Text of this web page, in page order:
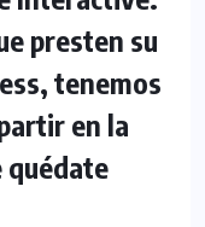
presten su
tenemos
en la
quédate